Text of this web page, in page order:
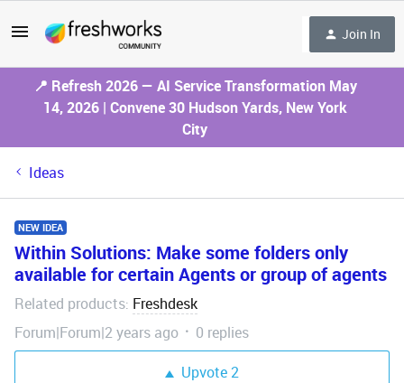
Join In
📍 Refresh 2026 — AI Service Transformation May
14, 2026 | Convene 30 Hudson Yards, New York
City
Ideas
NEW IDEA
Within Solutions: Make some folders only
available for certain Agents or group of agents
Related products: Freshdesk
Forum|Forum|2 years ago
0 replies
Upvote2